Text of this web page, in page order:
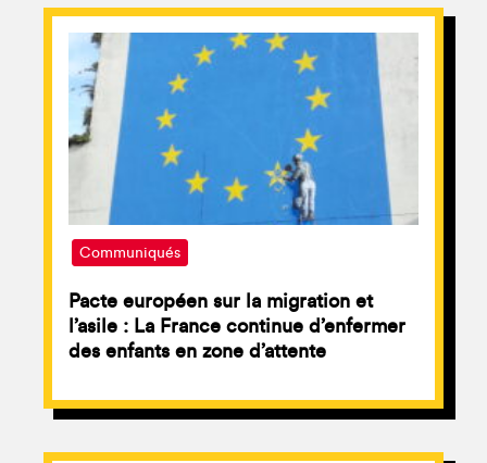
Communiqués
Pacte européen sur la migration et
l’asile : La France continue d’enfermer
des enfants en zone d’attente